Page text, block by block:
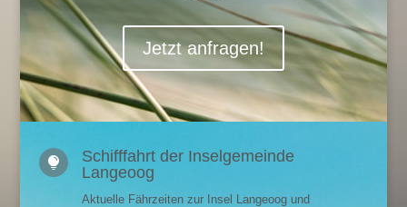
Jetzt anfragen!

Schifffahrt der Inselgemeinde
Langeoog
Aktuelle Fährzeiten zur Insel Langeoog und